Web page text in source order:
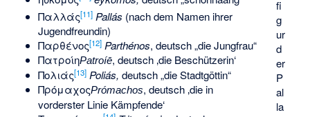
fi
g
ur
d
er
P
al
la
Παλλάς[11] Pallás (nach dem Namen ihrer
Jugendfreundin)
Παρθένος[12] Parthénos, deutsch „die Jungfrau“
ΠατροίηPatroíē, deutsch ‚die Beschützerin‘
Πολιάς[13] Poliás, deutsch „die Stadtgöttin“
ΠρόμαχοςPrómachos, deutsch ‚die in
vorderster Linie Kämpfende‘